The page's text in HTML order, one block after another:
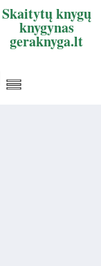
Skaitytų knygų
knygynas
geraknyga.lt